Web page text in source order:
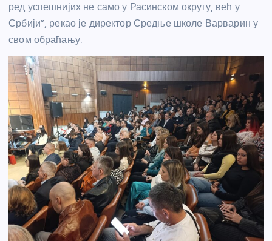
ред успешнијих не само у Расинском округу, већ у
Србији”, рекао је директор Средње школе Варварин у
свом обраћању.